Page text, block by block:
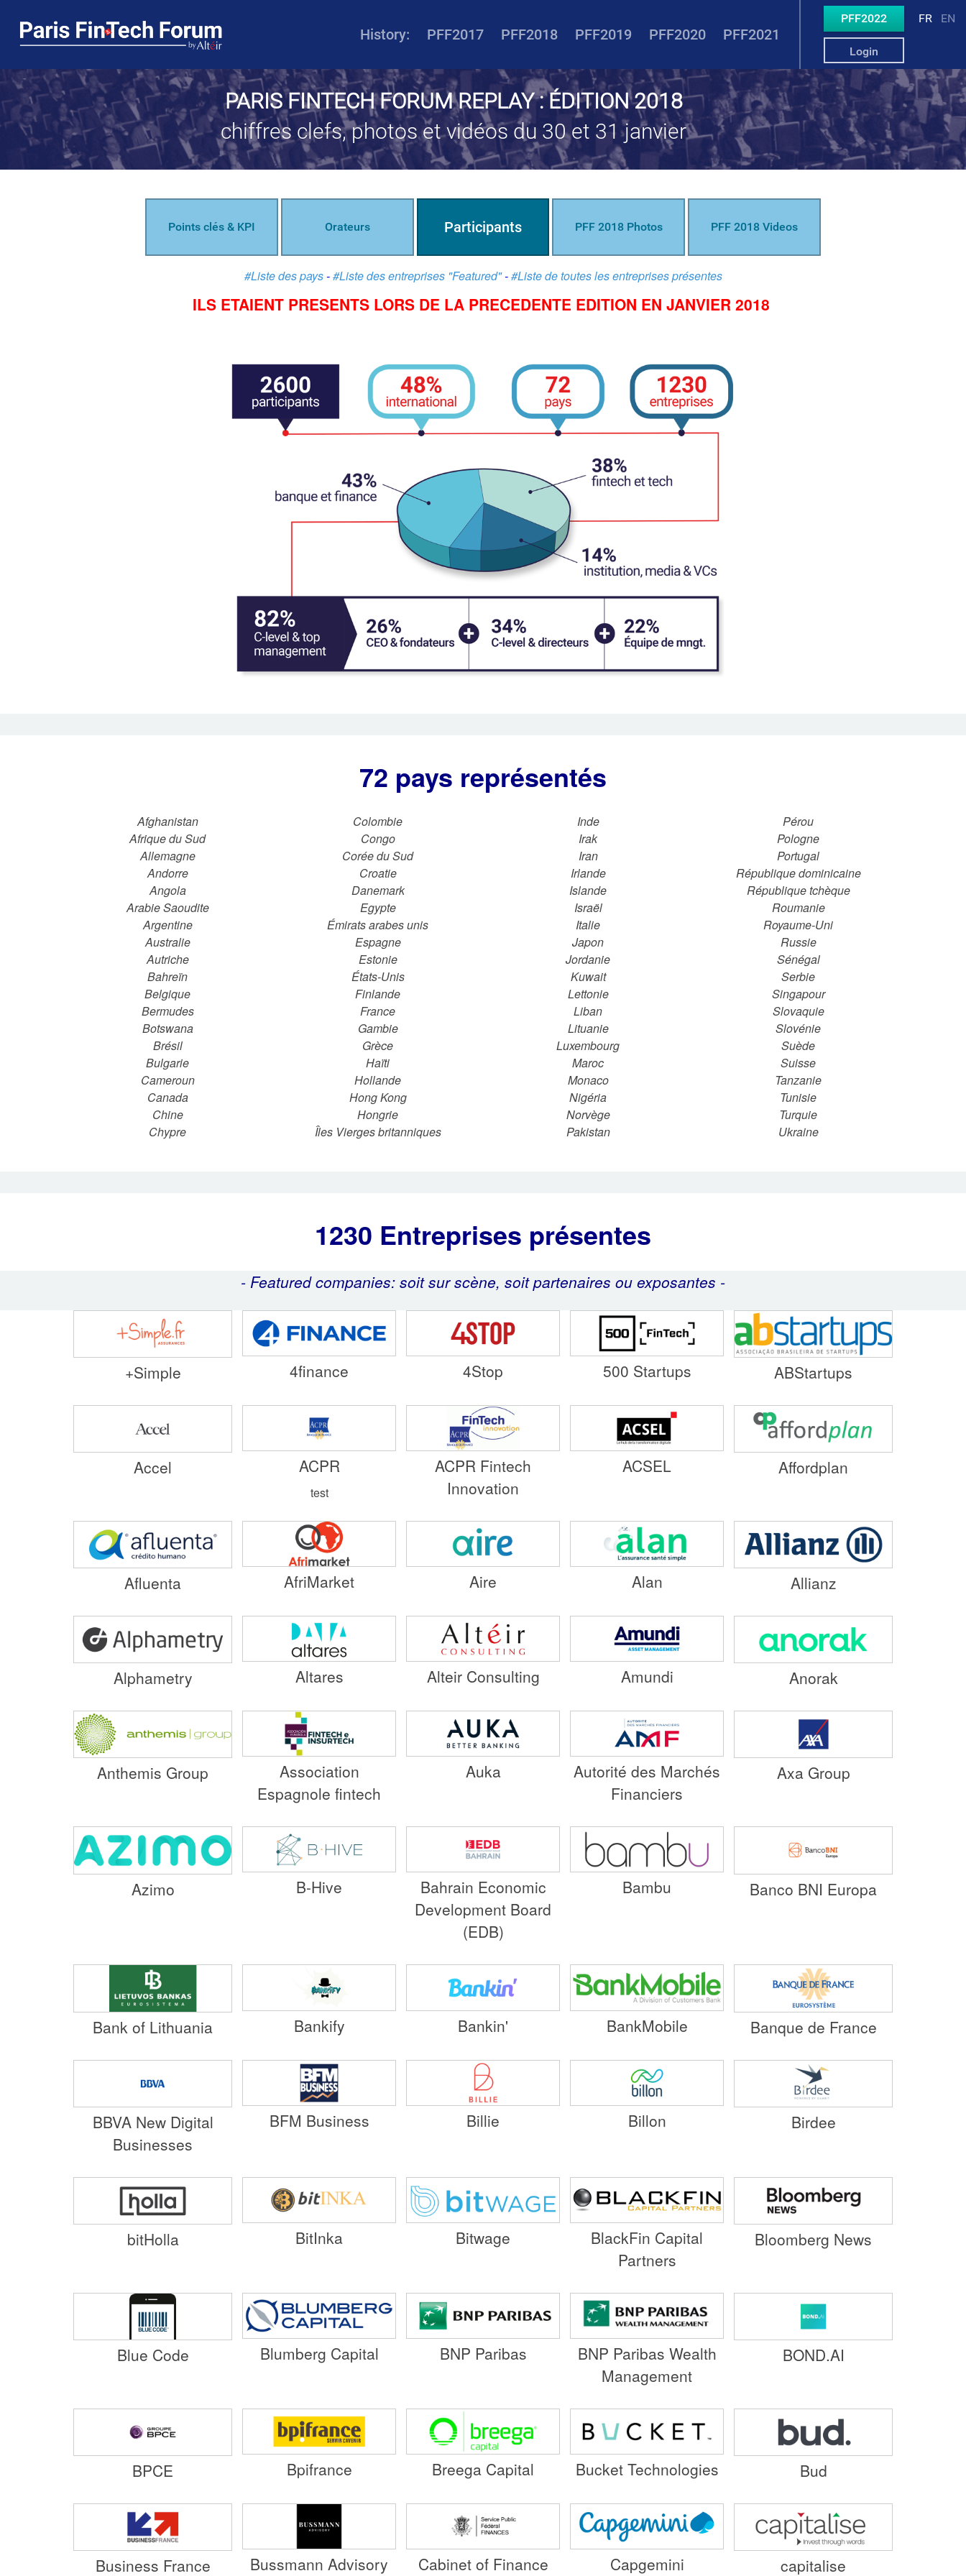
History: PFF2017 PFF2018 PFF2019 PFF2020 PFF2021
FR EN
PFF2022
Login
PARIS FINTECH FORUM REPLAY : ÉDITION 2018
chiffres clefs, photos et vidéos du 30 et 31 janvier
Points clés & KPI Orateurs Participants PFF 2018 Photos PFF 2018 Videos
#Liste des pays-#Liste des entreprises "Featured"-#Liste de toutes les entreprises présentes
ILS ETAIENT PRESENTS LORS DE LA PRECEDENTE EDITION EN JANVIER 2018
72 pays représentés
Afghanistan
Afrique du Sud
Allemagne
Andorre
Angola
Arabie Saoudite
Argentine
Australie
Autriche
Bahreïn
Belgique
Bermudes
Botswana
Brésil
Bulgarie
Cameroun
Canada
Chine
Chypre
Colombie
Congo
Corée du Sud
Croatie
Danemark
Egypte
Émirats arabes unis
Espagne
Estonie
États-Unis
Finlande
France
Gambie
Grèce
Haïti
Hollande
Hong Kong
Hongrie
Îles Vierges britanniques
Inde
Irak
Iran
Irlande
Islande
Israël
Italie
Japon
Jordanie
Kuwait
Lettonie
Liban
Lituanie
Luxembourg
Maroc
Monaco
Nigéria
Norvège
Pakistan
Pérou
Pologne
Portugal
République dominicaine
République tchèque
Roumanie
Royaume-Uni
Russie
Sénégal
Serbie
Singapour
Slovaquie
Slovénie
Suède
Suisse
Tanzanie
Tunisie
Turquie
Ukraine
1230 Entreprises présentes
- Featured companies: soit sur scène, soit partenaires ou exposantes -
+Simple 4finance 4Stop 500 Startups ABStartups
Accel ACPR
test
ACPR Fintech
Innovation
ACSEL Affordplan
Afluenta AfriMarket Aire Alan Allianz
Alphametry Altares Alteir Consulting Amundi Anorak
Anthemis Group
Association
Espagnole fintech
Auka
Autorité des Marchés
Financiers
Axa Group
Azimo B-Hive
Bahrain Economic
Development Board
(EDB)
Bambu Banco BNI Europa
Bank of Lithuania Bankify Bankin' BankMobile Banque de France
BBVA New Digital
Businesses
BFM Business Billie Billon Birdee
bitHolla BitInka Bitwage
BlackFin Capital
Partners
Bloomberg News
Blue Code Blumberg Capital BNP Paribas
BNP Paribas Wealth
Management
BOND.AI
BPCE Bpifrance Breega Capital Bucket Technologies Bud
Business France Bussmann Advisory Cabinet of Finance Capgemini capitalise